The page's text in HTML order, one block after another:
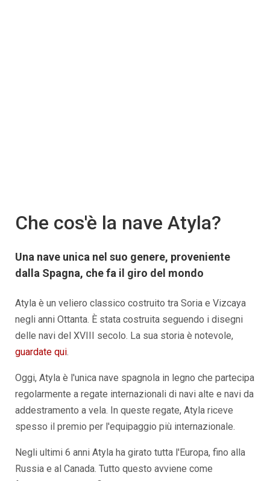
Che cos'è la nave Atyla?
Una nave unica nel suo genere, proveniente
dalla Spagna, che fa il giro del mondo
Atyla è un veliero classico costruito tra Soria e Vizcaya
negli anni Ottanta. È stata costruita seguendo i disegni
delle navi del XVIII secolo. La sua storia è notevole,
guardate qui.
Oggi, Atyla è l'unica nave spagnola in legno che partecipa
regolarmente a regate internazionali di navi alte e navi da
addestramento a vela. In queste regate, Atyla riceve
spesso il premio per l'equipaggio più internazionale.
Negli ultimi 6 anni Atyla ha girato tutta l'Europa, fino alla
Russia e al Canada. Tutto questo avviene come